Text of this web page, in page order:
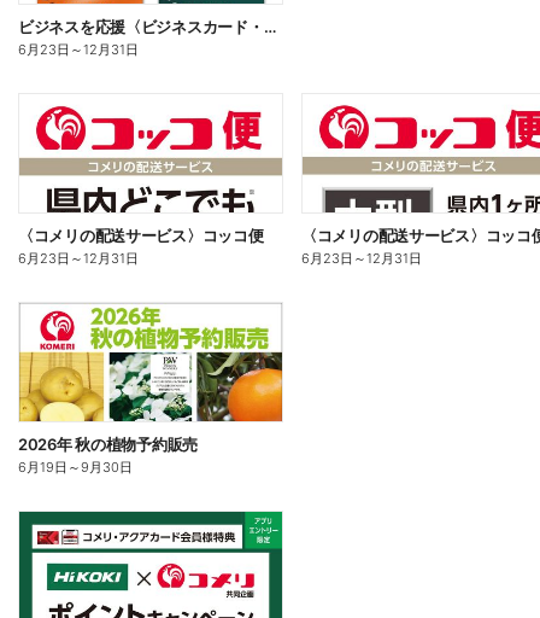
ビジネスを応援〈ビジネスカード・コーポレートカード〉
6月23日 ～12月31日
〈コメリの配送サービス〉コッコ便
6月23日 ～12月31日
〈コメリの配送サービス〉コッコ
6月23日 ～12月31日
2026年 秋の植物予約販売
6月19日 ～9月30日